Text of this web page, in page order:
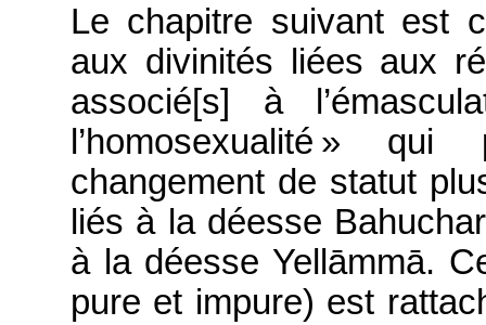
Le chapitre suivant est
aux divinités liées aux
associé[s] à
l’homosexualité »
changement de statut
liés à la déesse
à la déesse Yellāmmā.
pure et impure) est